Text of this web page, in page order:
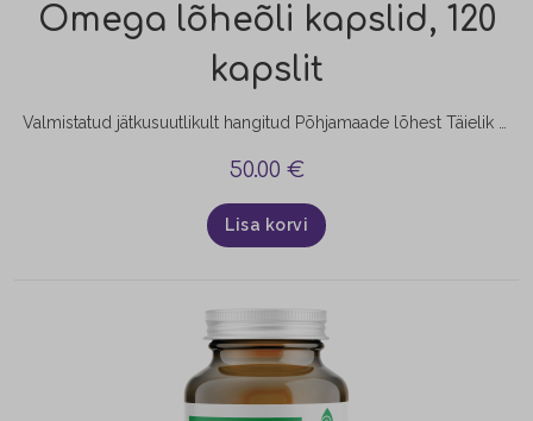
Omega lõheõli kapslid, 120
kapslit
Valmistatud jätkusuutlikult hangitud Põhjamaade lõhest Täielik spekter oomega-rasvhappeid – 3, 5, 6, 7 ja 9 – looduslike triglütseriididena EPA ja DHA toetavad südame tervist; DHA toetab aju tervist ja nägemist Sisaldab D3-vitamiini immuunsüsteemi toetuseks Sisaldab karotenoid astaksantiiniSolgar® Full Spectrum Omega Lõheõli sisaldab täisspektrit oomega-rasvhappeid, aidates suurendada heade rasvade tarbimist, mis on vajalikud südame tervise hoidmiseks. See sisaldab ka D3-vitamiini, et…
50.00 €
Lisa korvi